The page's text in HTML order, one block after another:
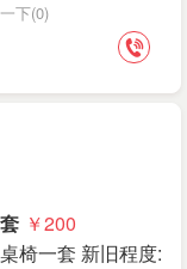
下(0)
￥200
椅一套 新旧程度: